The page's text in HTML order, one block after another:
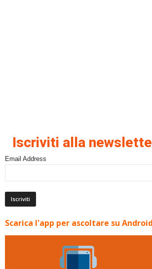
Iscriviti alla
Email Address
Scarica l'app per ascoltare su Android